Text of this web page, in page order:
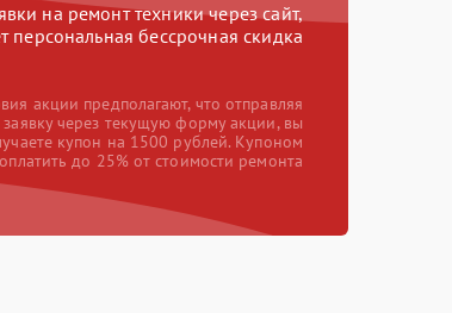
на ремонт техники через сайт,
персональная бессрочная скидка
акции предполагают, что отправляя
заявку через текущую форму акции, вы
купон на 1500 рублей. Купоном
до 25% от стоимости ремонта